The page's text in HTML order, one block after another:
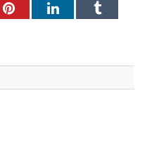
PinterestLinkedInTumblr